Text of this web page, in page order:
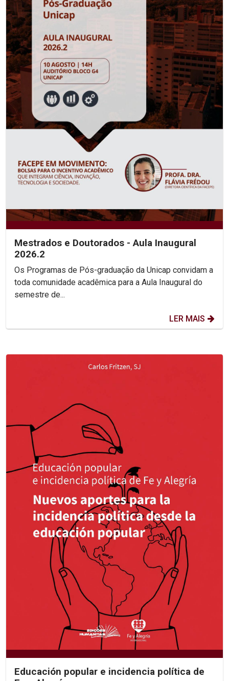
Mestrados e Doutorados - Aula Inaugural
2026.2
Os Programas de Pós-graduação da Unicap convidam a
toda comunidade acadêmica para a Aula Inaugural do
semestre de...
LER MAIS
Educación popular e incidencia política de